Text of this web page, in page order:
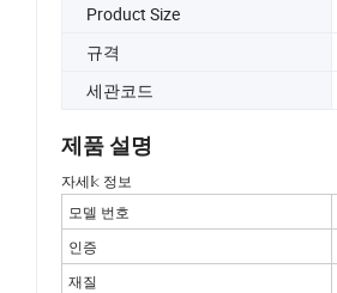
Product Size
규격
세관코드
제품 설명
자세𝕜 정보
모델 번호
인증
재질